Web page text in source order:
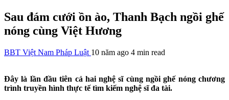
Sau đám cưới ồn ào, Thanh Bạch ngồi ghế
nóng cùng Việt Hương
BBT Việt Nam Pháp Luật 10 năm ago 4 min read
Đây là lần đầu tiên cả hai nghệ sĩ cùng ngồi ghế nóng chương
trình truyền hình thực tế tìm kiếm nghệ sĩ đa tài.